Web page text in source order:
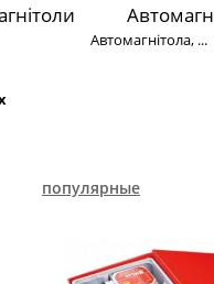
Автомагнітола, ...
популярные